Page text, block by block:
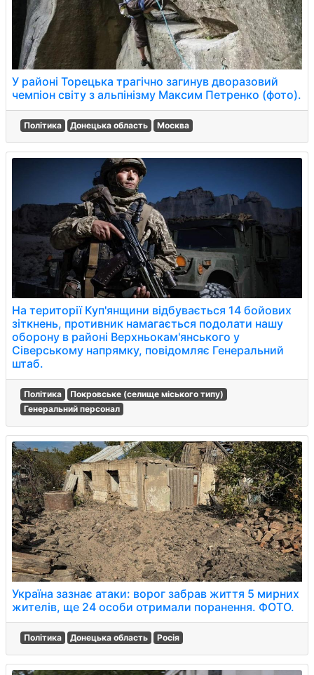
У районі Торецька трагічно загинув дворазовий
чемпіон світу з альпінізму Максим Петренко (фото).
Політика Донецька область Москва
На території Куп'янщини відбувається 14 бойових
зіткнень, противник намагається подолати нашу
оборону в районі Верхньокам'янського у
Сіверському напрямку, повідомляє Генеральний
штаб.
Політика
Покровське (селище міського типу)
Генеральний персонал
Україна зазнає атаки: ворог забрав життя 5 мирних
жителів, ще 24 особи отримали поранення. ФОТО.
Політика Донецька область Росія